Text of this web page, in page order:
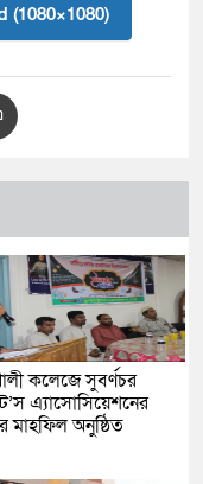
(1080×1080)
কলেজে সুবর্ণচর
এ্যাসোসিয়েশনের
মাহফিল অনুষ্ঠিত